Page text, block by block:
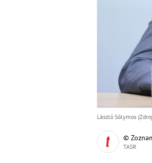
László Sólymos
©
TASR